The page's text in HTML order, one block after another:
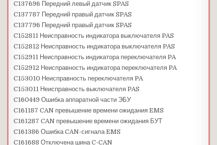
C137696 Передний левый датчик SPAS
C137787 Передний правый датчик SPAS
C137796 Передний правый датчик SPAS
C152811 Неисправность индикатора выключателя PAS
C152812 Неисправность индикатора выключателя PAS
C152911 Неисправность индикатора переключателя PA
C152912 Неисправность индикатора переключателя PA
C153010 Неисправность переключателя PA
C153011 Неисправность выключателя PAS
C160449 Ошибка аппаратной части ЭБУ
C161187 CAN превышение времени ожидания EMS
C161287 CAN превышение времени ожидания БУТ
C161386 Ошибка CAN-сигнала EMS
C161688 Отключена шина C-CAN